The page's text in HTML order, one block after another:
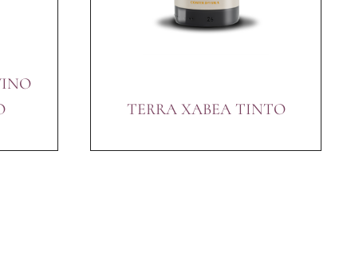
TERRA XABEA TINTO